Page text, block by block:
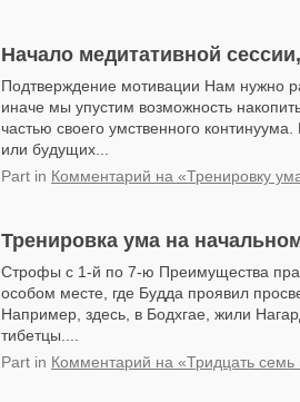
Начало медитативной
Подтверждение мотивации Нам нужно
иначе мы упустим возможность
частью своего умственного
или будущих...
Part in Комментарий на «Тренировку
Тренировка ума на
Строфы с 1-й по 7-ю Преимущества
особом месте, где Будда проявил
Например, здесь, в Бодхгае, жили
тибетцы....
Part in Комментарий на «Тридцать семь